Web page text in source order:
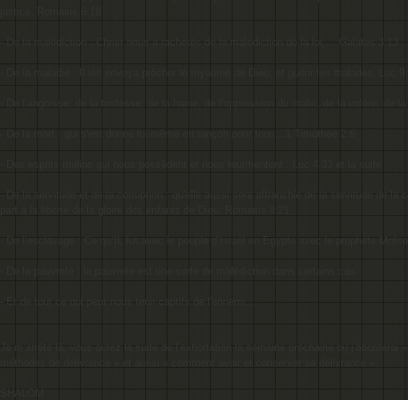
justice.
- De la malédiction : Christ nous a rachetés de la malédiction de la loi,… Galates 3:13
- De la maladie : Il les envoya prêcher le royaume de Dieu, et guérir les malades. Luc
- De l’angoisse, de la tristesse, de la haine, de l’oppression du malin, de la colère, de la
- De la mort : qui s'est donné lui-même en rançon pour tous…1 Timothée 2:6
- Des esprits malins qui nous possèdent et nous tourmentent : Luc 4:33 et la suite
- De la servitude et de la corruption :
qu'elle aussi sera affranchie de la servitude de la
part à la liberté de la gloire des enfants de Dieu. Romains 8:21
- De l’esclavage : Ce qu’IL fut avec le peuple d’Israël en Egypte avec le prophète
- De la pauvreté : la pauvreté est une sorte de malédiction dans certains cas.
- Et de tout ce qui peut nous tenir captifs de l'ennemi...
Je m’arrête là, vous aurez la suite de l’exhortation la semaine prochaine où j’aborderai «
méthodes de délivrance » et aussi « comment avoir et conserver sa délivrance ».
SHALOM